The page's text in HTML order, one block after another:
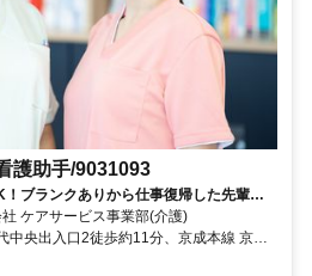
護助手/9031093
ブランクありから仕事復帰した先輩や
ケアサービス事業部(介護)
中央出入口2徒歩約11分、京成本線 京成
高速線 村上（千葉県）徒歩約22分 車・